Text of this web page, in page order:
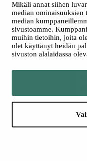
Mikäli annat siihen
median ominaisuuksien
median
sivustoamme.
muihin tietoihin, joita
olet käyttänyt heidän
sivuston alalaidassa
Metsäalan
Kurun kampus järjestää
luonnonhoito-osaamisesi